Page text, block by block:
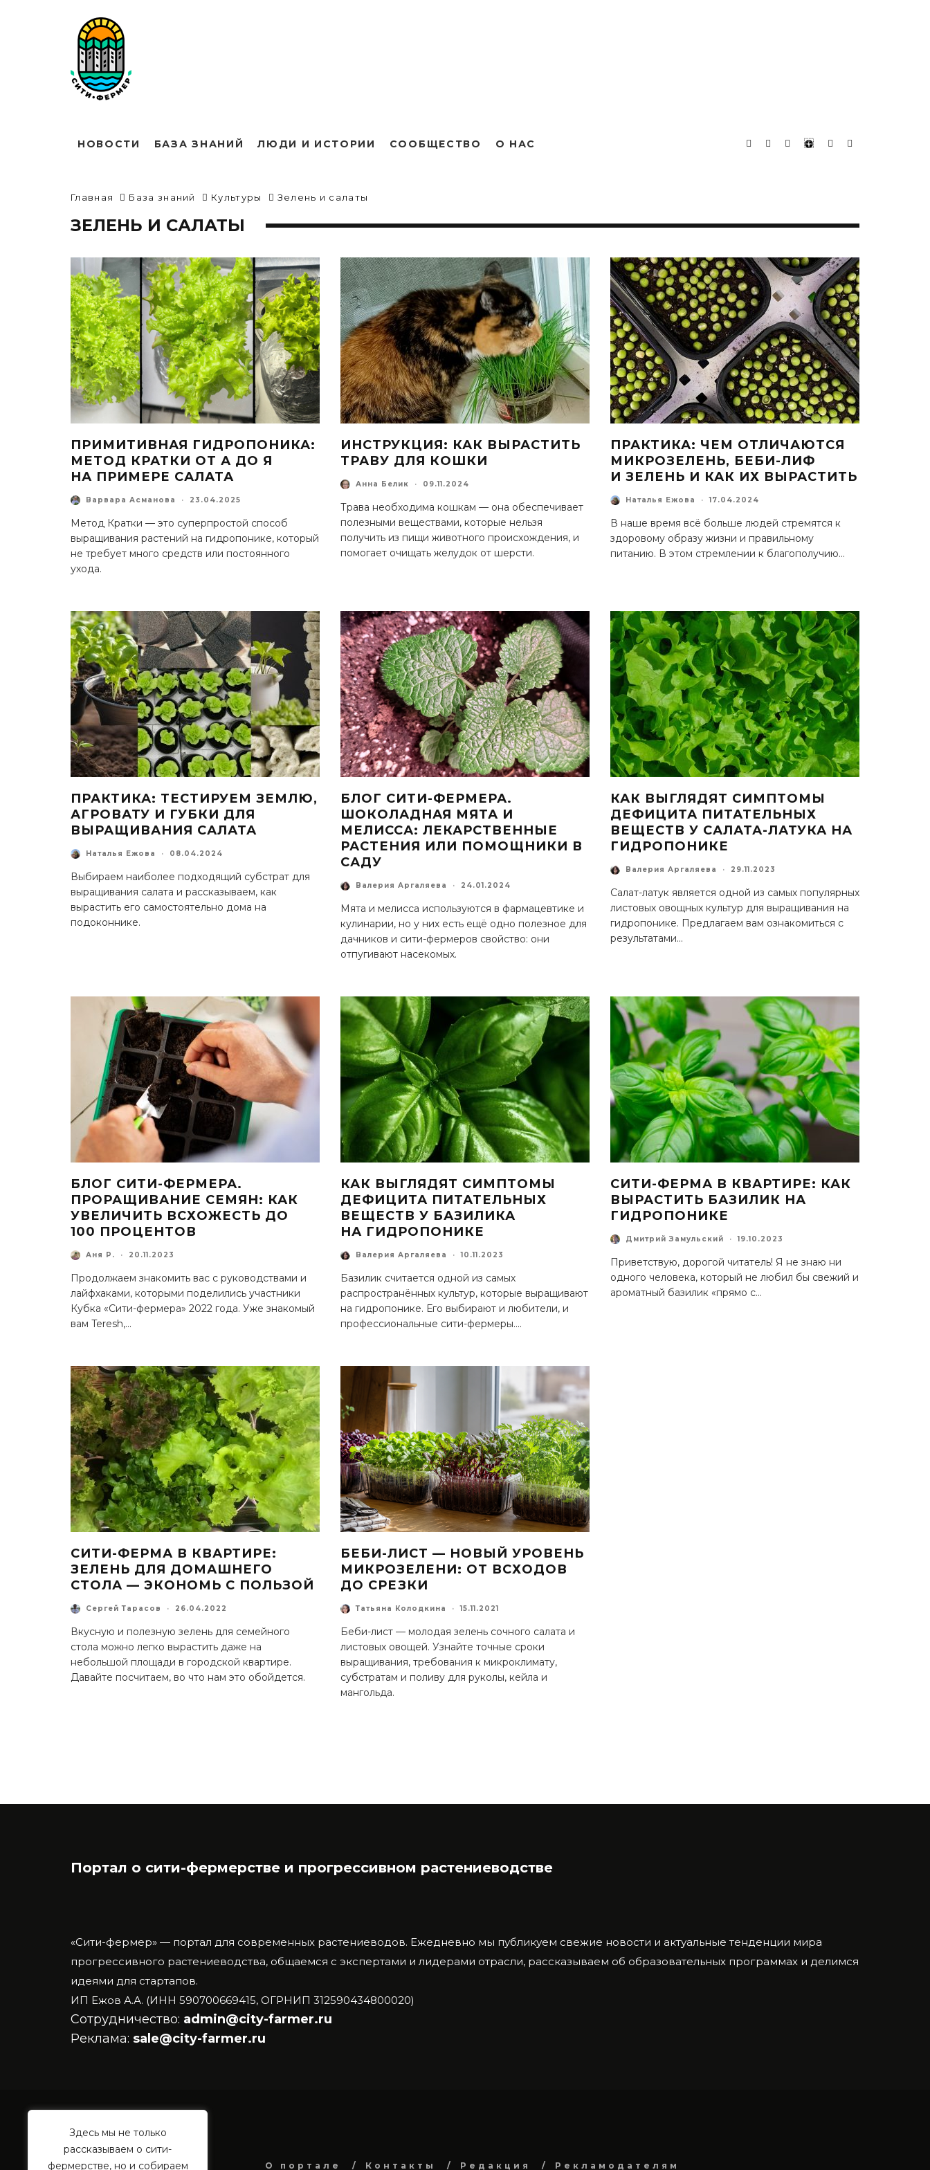
Здесь мы не только
рассказываем о сити-
фермерстве, но и собираем
НОВОСТИ БАЗА ЗНАНИЙ ЛЮДИ И ИСТОРИИ СООБЩЕСТВО О НАС
Главная База знаний Культуры Зелень и салаты
ЗЕЛЕНЬ И САЛАТЫ
ПРИМИТИВНАЯ ГИДРОПОНИКА:
МЕТОД КРАТКИ ОТ А ДО Я
НА ПРИМЕРЕ САЛАТА
Варвара Асманова · 23.04.2025
Метод Кратки — это суперпростой способ
выращивания растений на гидропонике, который
не требует много средств или постоянного
ухода.
ИНСТРУКЦИЯ: КАК ВЫРАСТИТЬ
ТРАВУ ДЛЯ КОШКИ
Анна Белик · 09.11.2024
Трава необходима кошкам — она обеспечивает
полезными веществами, которые нельзя
получить из пищи животного происхождения, и
помогает очищать желудок от шерсти.
ПРАКТИКА: ЧЕМ ОТЛИЧАЮТСЯ
МИКРОЗЕЛЕНЬ, БЕБИ-ЛИФ
И ЗЕЛЕНЬ И КАК ИХ ВЫРАСТИТЬ
Наталья Ежова · 17.04.2024
В наше время всё больше людей стремятся к
здоровому образу жизни и правильному
питанию. В этом стремлении к благополучию...
ПРАКТИКА: ТЕСТИРУЕМ ЗЕМЛЮ,
АГРОВАТУ И ГУБКИ ДЛЯ
ВЫРАЩИВАНИЯ САЛАТА
Наталья Ежова · 08.04.2024
Выбираем наиболее подходящий субстрат для
выращивания салата и рассказываем, как
вырастить его самостоятельно дома на
подоконнике.
БЛОГ СИТИ-ФЕРМЕРА.
ШОКОЛАДНАЯ МЯТА И
МЕЛИССА: ЛЕКАРСТВЕННЫЕ
РАСТЕНИЯ ИЛИ ПОМОЩНИКИ В
САДУ
Валерия Аргаляева · 24.01.2024
Мята и мелисса используются в фармацевтике и
кулинарии, но у них есть ещё одно полезное для
дачников и сити-фермеров свойство: они
отпугивают насекомых.
КАК ВЫГЛЯДЯТ СИМПТОМЫ
ДЕФИЦИТА ПИТАТЕЛЬНЫХ
ВЕЩЕСТВ У САЛАТА-ЛАТУКА НА
ГИДРОПОНИКЕ
Валерия Аргаляева · 29.11.2023
Салат-латук является одной из самых популярных
листовых овощных культур для выращивания на
гидропонике. Предлагаем вам ознакомиться с
результатами...
БЛОГ СИТИ-ФЕРМЕРА.
ПРОРАЩИВАНИЕ СЕМЯН: КАК
УВЕЛИЧИТЬ ВСХОЖЕСТЬ ДО
100 ПРОЦЕНТОВ
Аня Р. · 20.11.2023
Продолжаем знакомить вас с руководствами и
лайфхаками, которыми поделились участники
Кубка «Сити-фермера» 2022 года. Уже знакомый
вам Teresh,...
КАК ВЫГЛЯДЯТ СИМПТОМЫ
ДЕФИЦИТА ПИТАТЕЛЬНЫХ
ВЕЩЕСТВ У БАЗИЛИКА
НА ГИДРОПОНИКЕ
Валерия Аргаляева · 10.11.2023
Базилик считается одной из самых
распространённых культур, которые выращивают
на гидропонике. Его выбирают и любители, и
профессиональные сити-фермеры....
СИТИ-ФЕРМА В КВАРТИРЕ: КАК
ВЫРАСТИТЬ БАЗИЛИК НА
ГИДРОПОНИКЕ
Дмитрий Замульский · 19.10.2023
Приветствую, дорогой читатель! Я не знаю ни
одного человека, который не любил бы свежий и
ароматный базилик «прямо с...
СИТИ-ФЕРМА В КВАРТИРЕ:
ЗЕЛЕНЬ ДЛЯ ДОМАШНЕГО
СТОЛА — ЭКОНОМЬ С ПОЛЬЗОЙ
Сергей Тарасов · 26.04.2022
Вкусную и полезную зелень для семейного
стола можно легко вырастить даже на
небольшой площади в городской квартире.
Давайте посчитаем, во что нам это обойдется.
БЕБИ-ЛИСТ — НОВЫЙ УРОВЕНЬ
МИКРОЗЕЛЕНИ: ОТ ВСХОДОВ
ДО СРЕЗКИ
Татьяна Колодкина · 15.11.2021
Беби-лист — молодая зелень сочного салата и
листовых овощей. Узнайте точные сроки
выращивания, требования к микроклимату,
субстратам и поливу для руколы, кейла и
мангольда.
Портал о сити-фермерстве и прогрессивном растениеводстве
«Сити-фермер» — портал для современных растениеводов. Ежедневно мы публикуем свежие новости и актуальные тенденции мира
прогрессивного растениеводства, общаемся с экспертами и лидерами отрасли, рассказываем об образовательных программах и делимся
идеями для стартапов.
ИП Ежов А.А. (ИНН 590700669415, ОГРНИП 312590434800020)
Сотрудничество: admin@city-farmer.ru
Реклама: sale@city-farmer.ru
О портале Контакты Редакция Рекламодателям
НАМ ВАЖНО ВАШЕ МНЕНИЕ!
ПРОЙТИ ОПРОС
Реклама. Рекламодатель ИП Ежов А. А. ОГРНИП 312590434800020 ERID 2VtzqwFxGM8